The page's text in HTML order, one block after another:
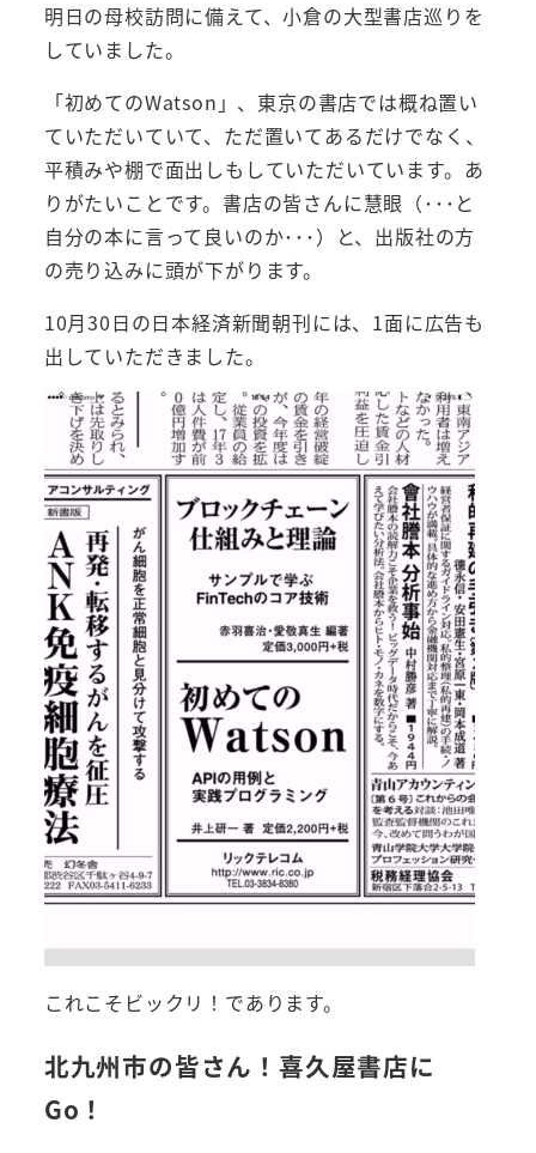
明日の母校訪問に備えて、小倉の大型書店巡りを
していました。
「初めてのWatson」、東京の書店では概ね置い
ていただいていて、ただ置いてあるだけでなく、
平積みや棚で面出しもしていただいています。あ
りがたいことです。書店の皆さんに慧眼（･･･と
自分の本に言って良いのか･･･）と、出版社の方
の売り込みに頭が下がります。
10月30日の日本経済新聞朝刊には、1面に広告も
出していただきました。
これこそビックリ！であります。
北九州市の皆さん！喜久屋書店に
Go！